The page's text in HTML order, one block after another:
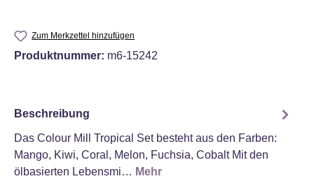
Zum Merkzettel hinzufügen
Produktnummer: m6-15242
Beschreibung
Das Colour Mill Tropical Set besteht aus den Farben:
Mango, Kiwi, Coral, Melon, Fuchsia, Cobalt Mit den
ölbasierten Lebensmi… Mehr